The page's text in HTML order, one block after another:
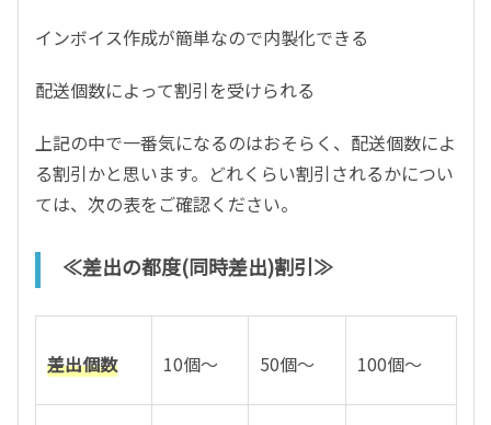
インボイス作成が簡単なので内製化できる
配送個数によって割引を受けられる
上記の中で一番気になるのはおそらく、配送個数によ
る割引かと思います。どれくらい割引されるかについ
ては、次の表をご確認ください。
≪差出の都度(同時差出)割引≫
差出個数 10個～ 50個～ 100個～